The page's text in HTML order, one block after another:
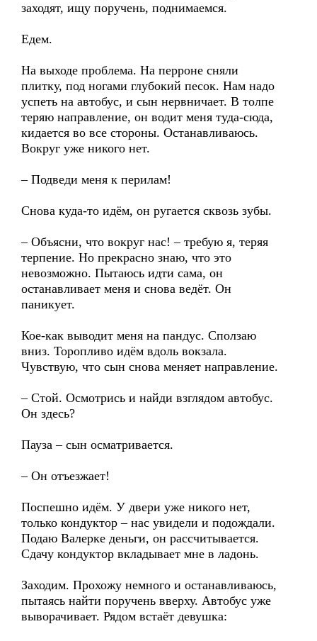
заходят, ищу поручень, поднимаемся.
Едем.
На выходе проблема. На перроне сняли
плитку, под ногами глубокий песок. Нам надо
успеть на автобус, и сын нервничает. В толпе
теряю направление, он водит меня туда-сюда,
кидается во все стороны. Останавливаюсь.
Вокруг уже никого нет.
– Подведи меня к перилам!
Снова куда-то идём, он ругается сквозь зубы.
– Объясни, что вокруг нас! – требую я, теряя
терпение. Но прекрасно знаю, что это
невозможно. Пытаюсь идти сама, он
останавливает меня и снова ведёт. Он
паникует.
Кое-как выводит меня на пандус. Сползаю
вниз. Торопливо идём вдоль вокзала.
Чувствую, что сын снова меняет направление.
– Стой. Осмотрись и найди взглядом автобус.
Он здесь?
Пауза – сын осматривается.
– Он отъезжает!
Поспешно идём. У двери уже никого нет,
только кондуктор – нас увидели и подождали.
Подаю Валерке деньги, он рассчитывается.
Сдачу кондуктор вкладывает мне в ладонь.
Заходим. Прохожу немного и останавливаюсь,
пытаясь найти поручень вверху. Автобус уже
выворачивает. Рядом встаёт девушка: